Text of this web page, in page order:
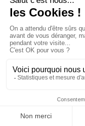
9.
Politique de
mise à jour à jour à
prendre en compte
la meilleure
Personnes